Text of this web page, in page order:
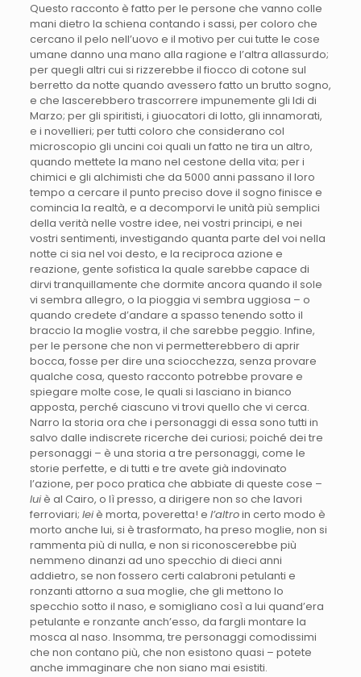
Questo racconto è fatto per le persone che vanno colle
mani dietro la schiena contando i sassi, per coloro che
cercano il pelo nell’uovo e il motivo per cui tutte le cose
umane danno una mano alla ragione e l’altra allassurdo;
per quegli altri cui si rizzerebbe il fiocco di cotone sul
berretto da notte quando avessero fatto un brutto sogno,
e che lascerebbero trascorrere impunemente gli Idi di
Marzo; per gli spiritisti, i giuocatori di lotto, gli innamorati,
e i novellieri; per tutti coloro che considerano col
microscopio gli uncini coi quali un fatto ne tira un altro,
quando mettete la mano nel cestone della vita; per i
chimici e gli alchimisti che da 5000 anni passano il loro
tempo a cercare il punto preciso dove il sogno finisce e
comincia la realtà, e a decomporvi le unità più semplici
della verità nelle vostre idee, nei vostri principi, e nei
vostri sentimenti, investigando quanta parte del voi nella
notte ci sia nel voi desto, e la reciproca azione e
reazione, gente sofistica la quale sarebbe capace di
dirvi tranquillamente che dormite ancora quando il sole
vi sembra allegro, o la pioggia vi sembra uggiosa – o
quando credete d’andare a spasso tenendo sotto il
braccio la moglie vostra, il che sarebbe peggio. Infine,
per le persone che non vi permetterebbero di aprir
bocca, fosse per dire una sciocchezza, senza provare
qualche cosa, questo racconto potrebbe provare e
spiegare molte cose, le quali si lasciano in bianco
apposta, perché ciascuno vi trovi quello che vi cerca.
Narro la storia ora che i personaggi di essa sono tutti in
salvo dalle indiscrete ricerche dei curiosi; poiché dei tre
personaggi – è una storia a tre personaggi, come le
storie perfette, e di tutti e tre avete già indovinato
l’azione, per poco pratica che abbiate di queste cose –
luiè al Cairo, o lì presso, a dirigere non so che lavori
ferroviari; leiè morta, poveretta! e l’altroin certo modo è
morto anche lui, si è trasformato, ha preso moglie, non si
rammenta più di nulla, e non si riconoscerebbe più
nemmeno dinanzi ad uno specchio di dieci anni
addietro, se non fossero certi calabroni petulanti e
ronzanti attorno a sua moglie, che gli mettono lo
specchio sotto il naso, e somigliano così a lui quand’era
petulante e ronzante anch’esso, da fargli montare la
mosca al naso. Insomma, tre personaggi comodissimi
che non contano più, che non esistono quasi – potete
anche immaginare che non siano mai esistiti.